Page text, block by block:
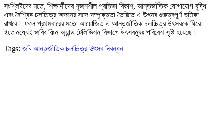
সংশ্লিষ্টদের মতে, শিক্ষার্থীদের সৃজনশীল প্রতিভা বিকাশ, আন্তর্জাতিক যোগাযোগ বৃদ্ধি
এবং বৈশ্বিক চলচ্চিত্র অঙ্গনের সঙ্গে সম্পৃক্ততা তৈরিতে এ উৎসব গুরুত্বপূর্ণ ভূমিকা
রাখবে। ফলে প্রথমবারের মতো আয়োজিত এ আন্তর্জাতিক চলচ্চিত্র উৎসবকে ঘিরে
ইতোমধ্যেই জবির ফিল্ম অ্যান্ড টেলিভিশন বিভাগে উৎসবমুখর পরিবেশ সৃষ্টি হয়েছে।
Tags: জবি আন্তর্জাতিক চলচ্চিত্র উৎসব নিবন্ধন